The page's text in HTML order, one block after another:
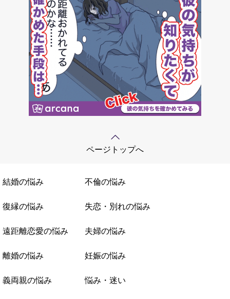
ページトップへ
結婚の悩み 不倫の悩み
復縁の悩み 失恋・別れの悩み
遠距離恋愛の悩み 夫婦の悩み
離婚の悩み 妊娠の悩み
義両親の悩み 悩み・迷い